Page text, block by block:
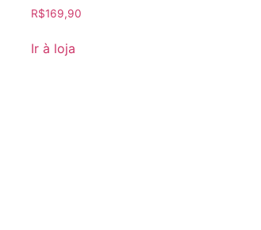
R$169,90
Ir à loja